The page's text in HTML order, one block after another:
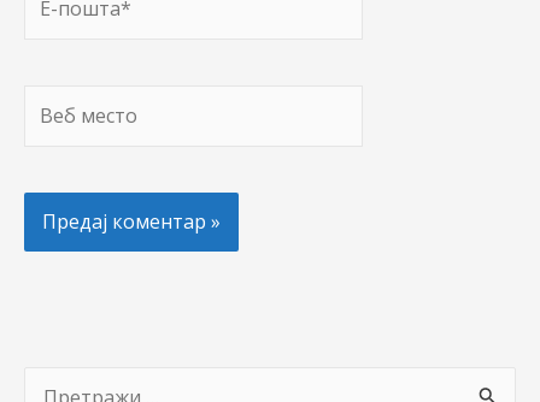
пошта*
место